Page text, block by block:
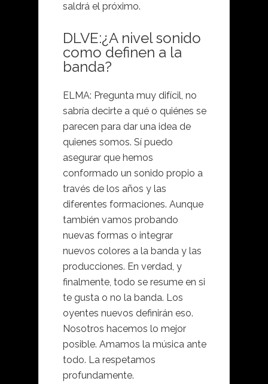
saldrá el próximo.
DLVE:¿A nivel sonido
como definen a la
banda?
ELMA: Pregunta muy difícil, no
sabría decirte a qué o quiénes se
parecen para dar una idea de
quienes somos. Sí puedo
asegurar que hemos
conformado un sonido propio a
través de los años y las
diferentes formaciones. Aunque
también vamos probando
nuevas formas o integrar
nuevos colores a la banda y las
producciones. En verdad, y
finalmente, todo se resume en si
te gusta o no la banda. Los
oyentes nuevos definirán eso.
Nosotros hacemos lo mejor
posible. Amamos la música ante
todo. La respetamos
profundamente.